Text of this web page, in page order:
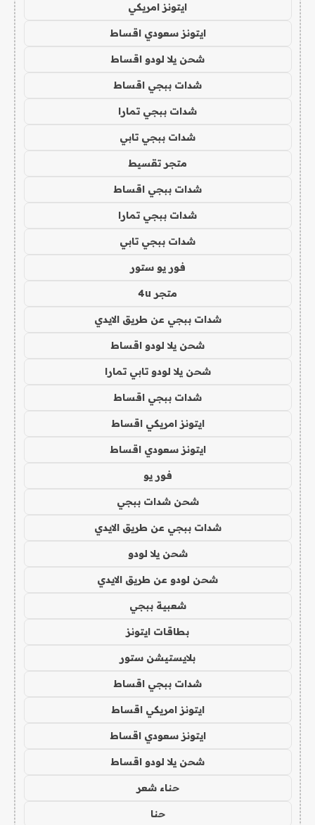
ايتونز امريكي
ايتونز سعودي اقساط
شحن يلا لودو اقساط
شدات ببجي اقساط
شدات ببجي تمارا
شدات ببجي تابي
متجر تقسيط
شدات ببجي اقساط
شدات ببجي تمارا
شدات ببجي تابي
فور يو ستور
متجر 4u
شدات ببجي عن طريق الايدي
شحن يلا لودو اقساط
شحن يلا لودو تابي تمارا
شدات ببجي اقساط
ايتونز امريكي اقساط
ايتونز سعودي اقساط
فور يو
شحن شدات ببجي
شدات ببجي عن طريق الايدي
شحن يلا لودو
شحن لودو عن طريق الايدي
شعبية ببجي
بطاقات ايتونز
بلايستيشن ستور
شدات ببجي اقساط
ايتونز امريكي اقساط
ايتونز سعودي اقساط
شحن يلا لودو اقساط
حناء شعر
حنا